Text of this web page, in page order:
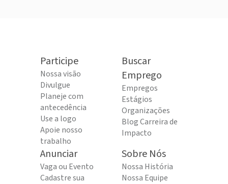
Participe
Nossa visão
Divulgue
Planeje com
antecedência
Use a logo
Apoie nosso
trabalho
Buscar
Emprego
Empregos
Estágios
Organizações
Blog Carreira de
Impacto
Anunciar
Vaga ou Evento
Cadastre sua
Sobre Nós
Nossa História
Nossa Equipe